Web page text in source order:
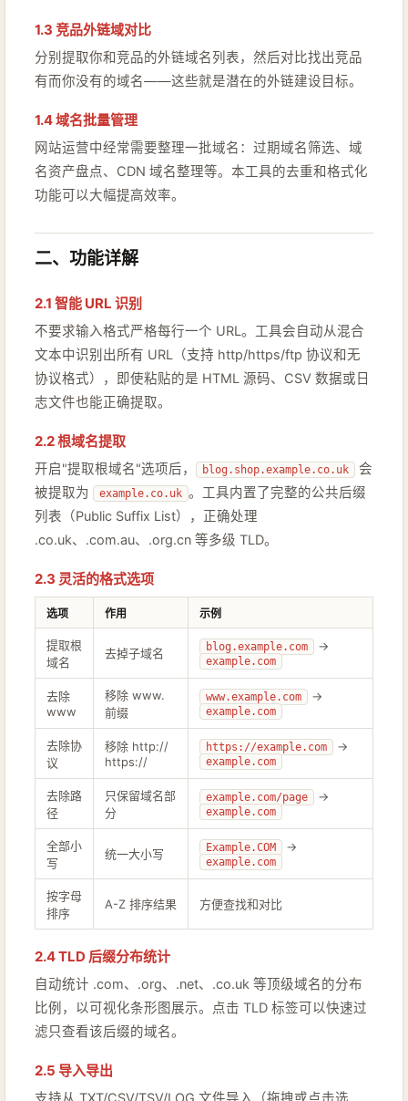
1.3 竞品外链域对比
分别提取你和竞品的外链域名列表，然后对比找出竞品
有而你没有的域名——这些就是潜在的外链建设目标。
1.4 域名批量管理
网站运营中经常需要整理一批域名：过期域名筛选、域
名资产盘点、CDN 域名整理等。本工具的去重和格式化
功能可以大幅提高效率。
二、功能详解
2.1 智能 URL 识别
不要求输入格式严格每行一个 URL。工具会自动从混合
文本中识别出所有 URL（支持 http/https/ftp 协议和无
协议格式），即使粘贴的是 HTML 源码、CSV 数据或日
志文件也能正确提取。
2.2 根域名提取
开启"提取根域名"选项后， blog.shop.example.co.uk
会
被提取为
example.co.uk 。工具内置了完整的公共后缀
列表（Public Suffix List），正确处理
.co.uk、.com.au、.org.cn 等多级 TLD。
2.3 灵活的格式选项
选项 作用 示例
提取根
域名
去掉子域名 blog.example.com →
example.com
去除
www
移除 www.
前缀
www.example.com →
example.com
去除协
议
移除 http://
https://
https://example.com →
example.com
去除路
径
只保留域名部
分
example.com/page →
example.com
全部小
写
统一大小写 Example.COM →
example.com
按字母
排序
A-Z 排序结果 方便查找和对比
2.4 TLD 后缀分布统计
自动统计 .com、.org、.net、.co.uk 等顶级域名的分布
比例，以可视化条形图展示。点击 TLD 标签可以快速过
滤只查看该后缀的域名。
2.5 导入导出